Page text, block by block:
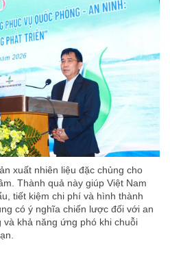
xuất nhiên liệu đặc chủng cho
Thành quả này giúp Việt Nam
tiết kiệm chi phí và hình thành
có ý nghĩa chiến lược đối với an
khả năng ứng phó khi chuỗi